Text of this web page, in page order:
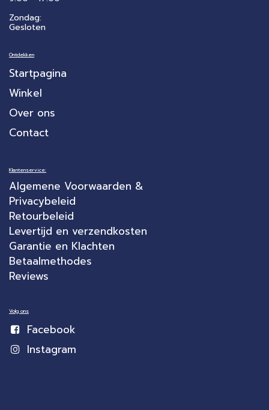
Zondag:
Gesloten
Ontdekken
Startpagina
Winkel
Over ons
Contact
Klantenservice:
Algemene Voorwaarden &
Privacybeleid
Retourbeleid
Levertijd en verzendkosten
Garantie en Klachten
Betaalmethodes
Reviews
Volg ons
Facebook
Instagram